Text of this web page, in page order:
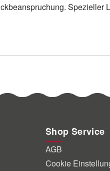
Spezieller
Shop Service
AGB
Cookie